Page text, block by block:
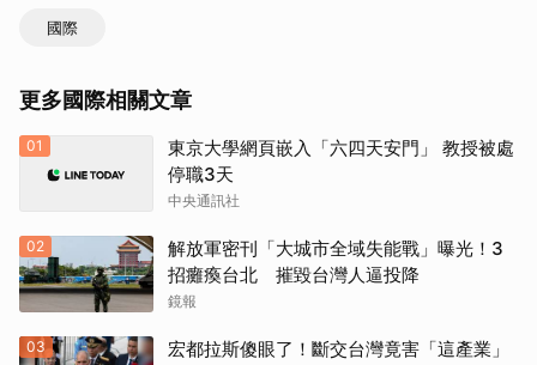
國際
更多國際相關文章
01
東京大學網頁嵌入「六四天安門」 教授被處
停職3天
中央通訊社
02
解放軍密刊「大城市全域失能戰」曝光！3
招癱瘓台北 摧毀台灣人逼投降
鏡報
03
宏都拉斯傻眼了！斷交台灣竟害「這產業」